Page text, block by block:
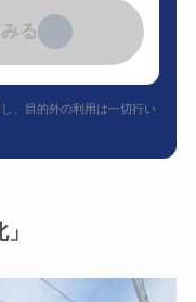
る
、目的外の利用は一切行い